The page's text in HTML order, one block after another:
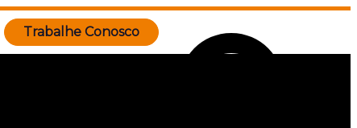
Trabalhe Conosco